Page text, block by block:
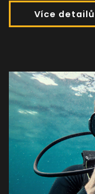
Více detailů